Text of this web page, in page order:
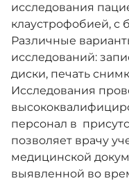
исследования
клаустрофобией, с
Различные
исследований:
диски, печать
Исследования
персонал в
позволяет врачу
медицинской
выявленной во